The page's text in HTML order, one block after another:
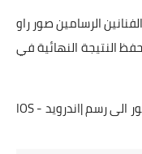
الرسامين صور راو
النتيجة النهائية في
4 تطبيقات مجانية لتحويل الصور الى رسم |اندرويد - IOS